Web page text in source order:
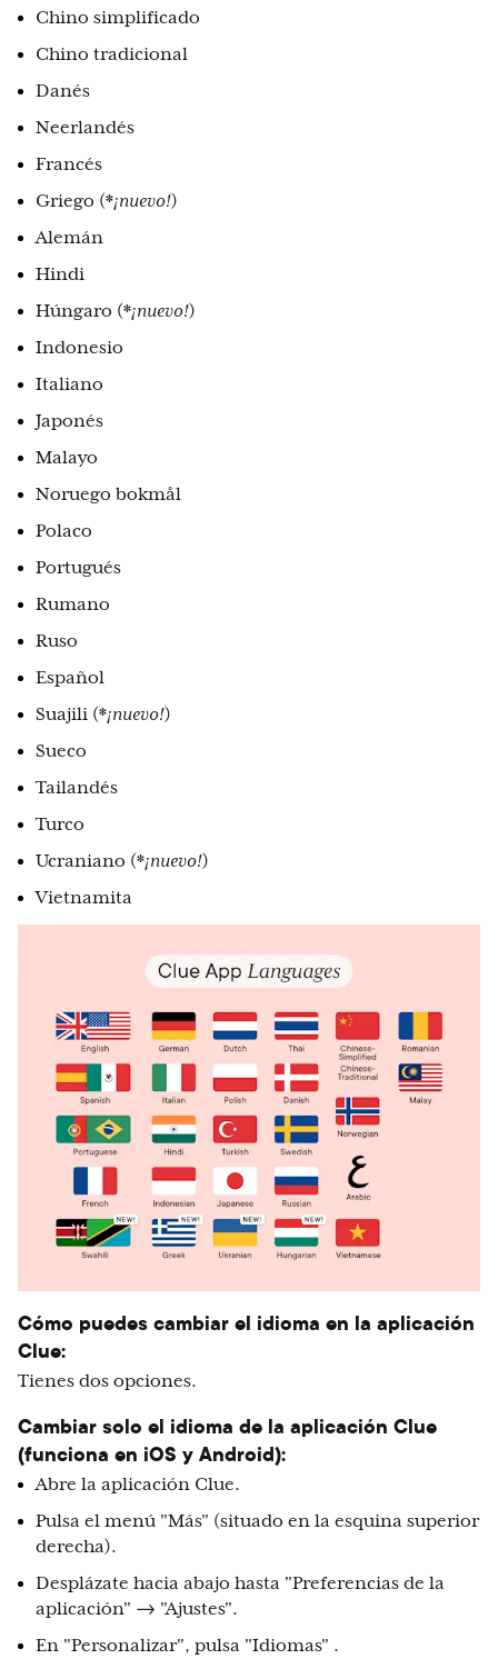
Chino simplificado
Chino tradicional
Danés
Neerlandés
Francés
Griego (*¡nuevo!)
Alemán
Hindi
Húngaro (*¡nuevo!)
Indonesio
Italiano
Japonés
Malayo
Noruego bokmål
Polaco
Portugués
Rumano
Ruso
Español
Suajili (*¡nuevo!)
Sueco
Tailandés
Turco
Ucraniano (*¡nuevo!)
Vietnamita
Cómo puedes cambiar el idioma en la aplicación
Clue:
Tienes dos opciones.
Cambiar solo el idioma de la aplicación Clue
(funciona en iOS y Android):
Abre la aplicación Clue.
Pulsa el menú "Más" (situado en la esquina superior
derecha).
Desplázate hacia abajo hasta "Preferencias de la
aplicación" → "Ajustes".
En "Personalizar", pulsa "Idiomas" .